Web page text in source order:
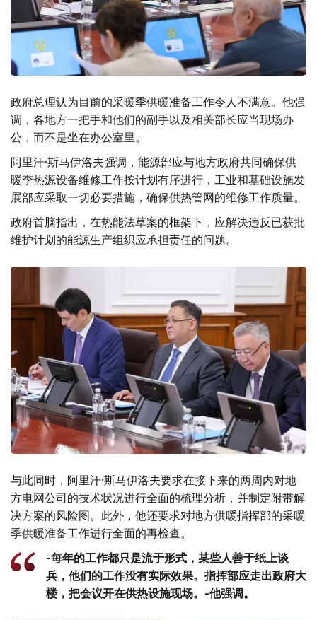
政府总理认为目前的采暖季供暖准备工作令人不满意。他强
调，各地方一把手和他们的副手以及相关部长应当现场办
公，而不是坐在办公室里。
阿里汗·斯马伊洛夫强调，能源部应与地方政府共同确保供
暖季热源设备维修工作按计划有序进行，工业和基础设施发
展部应采取一切必要措施，确保供热管网的维修工作质量。
政府首脑指出，在热能法草案的框架下，应解决违反已获批
维护计划的能源生产组织应承担责任的问题。
与此同时，阿里汗·斯马伊洛夫要求在接下来的两周内对地
方电网公司的技术状况进行全面的梳理分析，并制定附带解
决方案的风险图。此外，他还要求对地方供暖指挥部的采暖
季供暖准备工作进行全面的再检查。
-每年的工作都只是流于形式，某些人善于纸上谈
兵，他们的工作没有实际效果。指挥部应走出政府大
楼，把会议开在供热设施现场。-他强调。